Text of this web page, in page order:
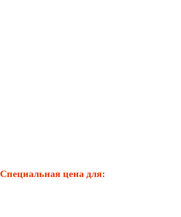
Специальная цена для: